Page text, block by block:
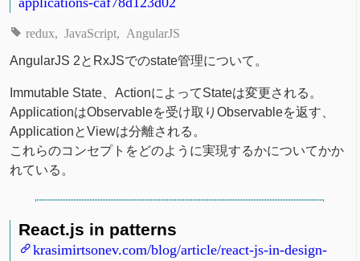
redux JavaScript AngularJS
AngularJS 2とRxJSでのstate管理について。
Immutable State、ActionによってStateは変更される。
ApplicationはObservableを受け取りObservableを返す、
ApplicationとViewは分離される。
これらのコンセプトをどのように実現するかについてかか
れている。
React.js in patterns
krasimirtsonev.com/blog/article/react-js-in-design-